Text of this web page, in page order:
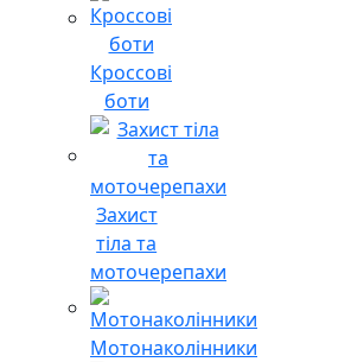
Кроссові
боти
Захист
тіла та
моточерепахи
Мотонаколінники